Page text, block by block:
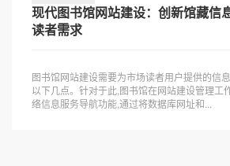
现代图书馆网站建设：创新馆藏信
读者需求
图书馆网站建设需要为市场读者用户提供的信
以下几点。针对于此,图书馆在网站建设管理工
络信息服务导航功能,通过将数据库网址和...